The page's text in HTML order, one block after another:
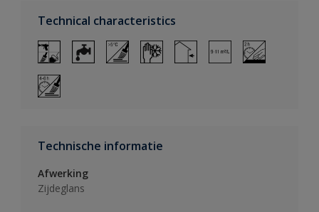
Technical characteristics
Technische informatie
Afwerking
Zijdeglans